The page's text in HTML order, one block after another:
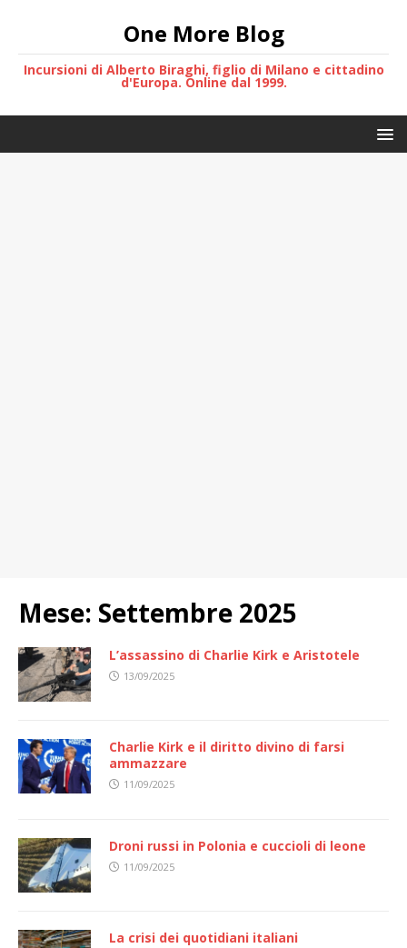
One More Blog
Incursioni di Alberto Biraghi, figlio di Milano e cittadino
d'Europa. Online dal 1999.
Mese: Settembre 2025
L’assassino di Charlie Kirk e Aristotele
13/09/2025
Charlie Kirk e il diritto divino di farsi
ammazzare
11/09/2025
Droni russi in Polonia e cuccioli di leone
11/09/2025
La crisi dei quotidiani italiani